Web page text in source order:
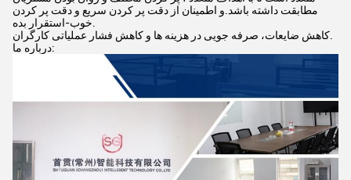
مطابقت داشته باشد.و اطمینان از دقت پر کردن سریع و دقت پر کردن
خوب-استقرار بده.
کاهش ضایعات، صرفه جویی در هزینه ها و کاهش فشار عملیاتی کارگران.
درباره ما: